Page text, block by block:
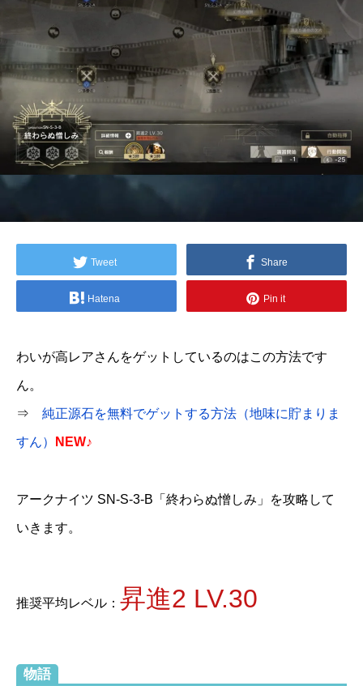
Tweet Share
Hatena Pin it
わいが高レアさんをゲットしているのはこの方法です
ん。
⇒ 純正源石を無料でゲットする方法（地味に貯まりま
すん） NEW♪
アークナイツ SN-S-3-B「終わらぬ憎しみ」を攻略して
いきます。
推奨平均レベル： 昇進2 LV.30
物語